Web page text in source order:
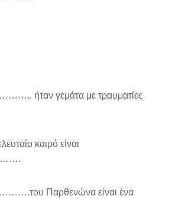
γεμάτα με τραυματίες
καιρό είναι
Παρθενώνα είναι ένα